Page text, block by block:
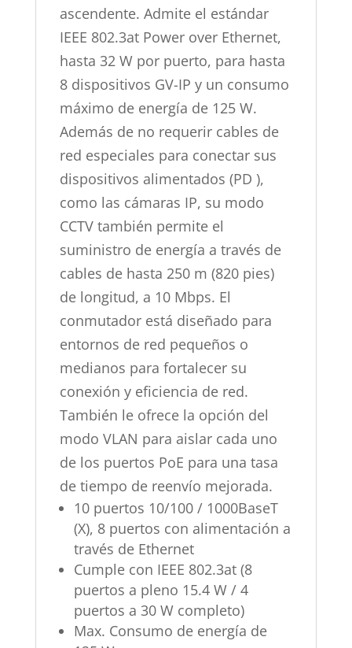
ascendente. Admite el estándar
IEEE 802.3at Power over Ethernet,
hasta 32 W por puerto, para hasta
8 dispositivos GV-IP y un consumo
máximo de energía de 125 W.
Además de no requerir cables de
red especiales para conectar sus
dispositivos alimentados (PD ),
como las cámaras IP, su modo
CCTV también permite el
suministro de energía a través de
cables de hasta 250 m (820 pies)
de longitud, a 10 Mbps. El
conmutador está diseñado para
entornos de red pequeños o
medianos para fortalecer su
conexión y eficiencia de red.
También le ofrece la opción del
modo VLAN para aislar cada uno
de los puertos PoE para una tasa
de tiempo de reenvío mejorada.
10 puertos 10/100 / 1000BaseT
(X), 8 puertos con alimentación a
través de Ethernet
Cumple con IEEE 802.3at (8
puertos a pleno 15.4 W / 4
puertos a 30 W completo)
Max. Consumo de energía de